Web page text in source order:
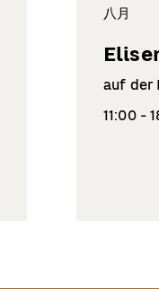
八月
auf der
11:00 -